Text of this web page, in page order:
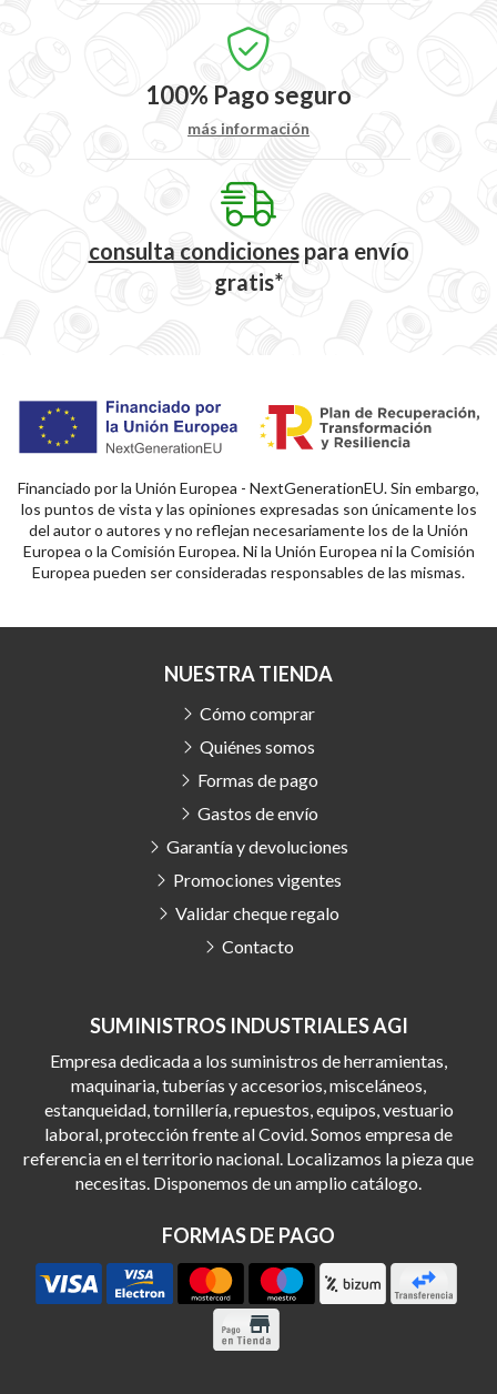
100% Pago seguro
más información
consulta condicionespara envío
gratis*
Financiado por la Unión Europea - NextGenerationEU. Sin embargo,
los puntos de vista y las opiniones expresadas son únicamente los
del autor o autores y no reflejan necesariamente los de la Unión
Europea o la Comisión Europea. Ni la Unión Europea ni la Comisión
Europea pueden ser consideradas responsables de las mismas.
SUMINISTROS INDUSTRIALES AGI
Empresa dedicada a los suministros de herramientas,
maquinaria, tuberías y accesorios, misceláneos,
estanqueidad, tornillería, repuestos, equipos, vestuario
laboral, protección frente al Covid. Somos empresa de
referencia en el territorio nacional. Localizamos la pieza que
necesitas. Disponemos de un amplio catálogo.
FORMAS DE PAGO
NUESTRA TIENDA
Cómo comprar
Quiénes somos
Formas de pago
Gastos de envío
Garantía y devoluciones
Promociones vigentes
Validar cheque regalo
Contacto